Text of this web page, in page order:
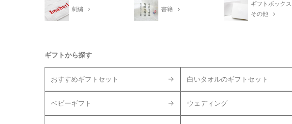
刺繍 書籍
ギフトボックス
その他
ギフトから探す
おすすめギフトセット 白いタオルのギフトセット
ベビーギフト ウェディング